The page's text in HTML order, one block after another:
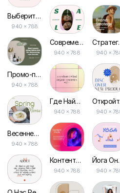
Выберите, Что Вам Нравится: Пост в Facebook
940 × 788
Промо-пост Рекламы Green Beauty Box на Facebook
940 × 788
Весеннее Меню для Кофейни Пост в Facebook
940 × 788
Современная Распродажа Бизнес-промо Пост в Facebook
940 × 788
Где Найти Современные Посты для Facebook
940 × 788
Контентные Трюки для Бизнеса, Розовый Пост в Facebook
940 × 788
Стратегия
940 ×
940 ×
Йога Онлайн
940 ×